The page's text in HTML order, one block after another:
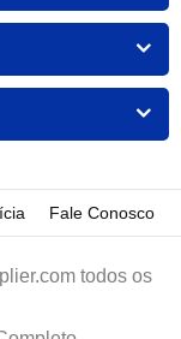
Fale Conosco
todos os